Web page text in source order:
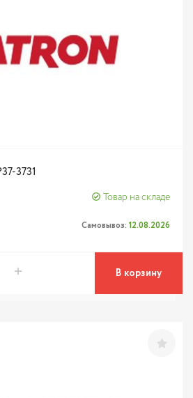
3731
Товар на складе
Самовывоз: 12.08.2026
В корзину